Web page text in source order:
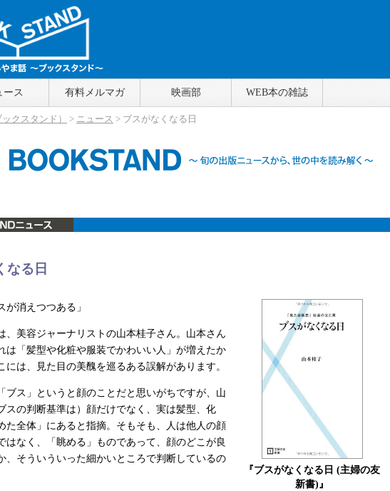
ブックスタンド）
よもやま話～
ース 有料メルマガ 映画部 WEB本の雑誌
クスタンド） > ニュース > ブスがなくなる日
なる日
『ブスがなくなる日 (主婦の友
新書)』
消えつつある」
美容ジャーナリストの山本桂子さん。山本さん
は「髪型や化粧や服装でかわいい人」が増えたか
には、見た目の美醜を巡るある誤解があります。
ス」というと顔のことだと思いがちですが、山
スの判断基準は）顔だけでなく、実は髪型、化
た全体」にあると指摘。そもそも、人は他人の顔
はなく、「眺める」ものであって、顔のどこが良
、そういういった細かいところで判断しているの